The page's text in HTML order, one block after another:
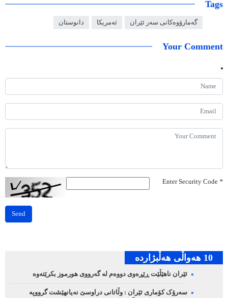
Tags
گەمارۆوەکانی سەر ئێران ئەمریکا دانوستان
Your Comment
*
Send
10 هه‌واڵی هه‌ڵبژارده‌
ئێران ناهێڵێت ڕێڕەوی دووەم لە گەرووی هورموز بکرێتەوە
سەرۆک کۆماری ئێران : وڵاتانی دراوسێ نەیانهێشت گرووپە